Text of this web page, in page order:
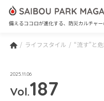
備えるココロが進化する、防災カルチャ
ライフスタイル “流す”と
2025.11.06
Vol.187